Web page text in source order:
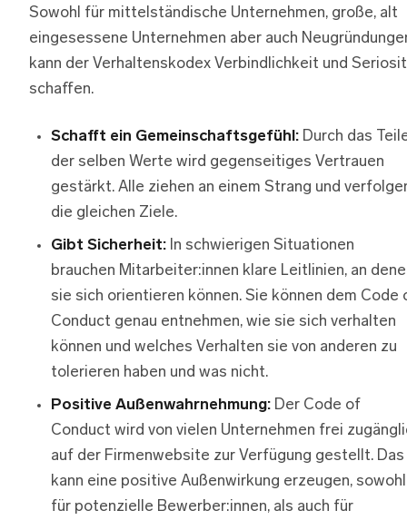
Sowohl für mittelständische Unternehmen, große, alt
eingesessene Unternehmen aber auch
kann der Verhaltenskodex Verbindlichkeit und
schaffen.
Schafft ein Gemeinschaftsgefühl: Durch das
der selben Werte wird gegenseitiges Vertrauen
gestärkt. Alle ziehen an einem Strang und
die gleichen Ziele.
Gibt Sicherheit: In schwierigen Situationen
brauchen Mitarbeiter:innen klare Leitlinien, an
sie sich orientieren können. Sie können dem Code
Conduct genau entnehmen, wie sie sich verhalten
können und welches Verhalten sie von anderen zu
tolerieren haben und was nicht.
Positive Außenwahrnehmung: Der Code of
Conduct wird von vielen Unternehmen frei
auf der Firmenwebsite zur Verfügung gestellt. Das
kann eine positive Außenwirkung erzeugen, sowohl
für potenzielle Bewerber:innen, als auch für